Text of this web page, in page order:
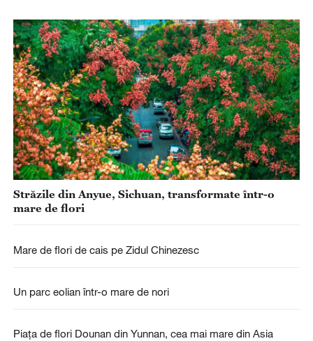
Străzile din Anyue, Sichuan, transformate într-o
mare de flori
Mare de flori de cais pe Zidul Chinezesc
Un parc eolian într-o mare de nori
Piața de flori Dounan din Yunnan, cea mai mare din Asia